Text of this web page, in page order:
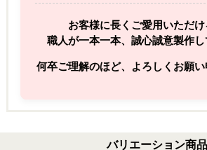
お客様に長くご愛用いただけ
職人が一本一本、誠心誠意製作し
何卒ご理解のほど、よろしくお願い
バリエーション商品